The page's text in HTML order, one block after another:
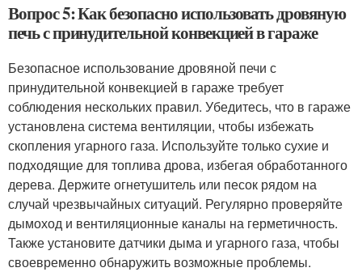
Вопрос 5: Как безопасно использовать дровяную
печь с принудительной конвекцией в гараже
Безопасное использование дровяной печи с
принудительной конвекцией в гараже требует
соблюдения нескольких правил. Убедитесь, что в гараже
установлена система вентиляции, чтобы избежать
скопления угарного газа. Используйте только сухие и
подходящие для топлива дрова, избегая обработанного
дерева. Держите огнетушитель или песок рядом на
случай чрезвычайных ситуаций. Регулярно проверяйте
дымоход и вентиляционные каналы на герметичность.
Также установите датчики дыма и угарного газа, чтобы
своевременно обнаружить возможные проблемы.